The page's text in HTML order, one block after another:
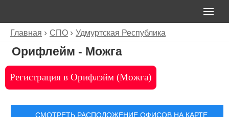
Главная СПО Удмуртская Республика
Орифлейм - Можга
Регистрация в Орифлэйм (Можга)
СМОТРЕТЬ РАСПОЛОЖЕНИЕ ОФИСОВ НА КАРТЕ